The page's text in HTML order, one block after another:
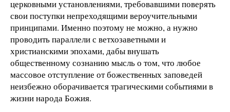
церковными установлениями, требовавшими поверять
свои поступки непреходящими вероучительными
принципами. Именно поэтому не можно, а нужно
проводить параллели с ветхозаветными и
христианскими эпохами, дабы внушать
общественному сознанию мысль о том, что любое
массовое отступление от божественных заповедей
неизбежно оборачивается трагическими событиями в
жизни народа Божия.